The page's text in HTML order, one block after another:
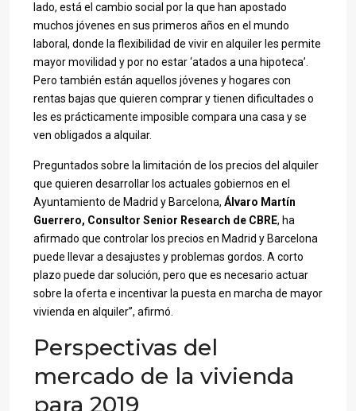
lado, está el cambio social por la que han apostado
muchos jóvenes en sus primeros años en el mundo
laboral, donde la flexibilidad de vivir en alquiler les permite
mayor movilidad y por no estar ‘atados a una hipoteca’.
Pero también están aquellos jóvenes y hogares con
rentas bajas que quieren comprar y tienen dificultades o
les es prácticamente imposible compara una casa y se
ven obligados a alquilar.
Preguntados sobre la limitación de los precios del alquiler
que quieren desarrollar los actuales gobiernos en el
Ayuntamiento de Madrid y Barcelona, Álvaro Martín
Guerrero, Consultor Senior Research de CBRE, ha
afirmado que controlar los precios en Madrid y Barcelona
puede llevar a desajustes y problemas gordos. A corto
plazo puede dar solución, pero que es necesario actuar
sobre la oferta e incentivar la puesta en marcha de mayor
vivienda en alquiler”, afirmó.
Perspectivas del
mercado de la vivienda
para 2019